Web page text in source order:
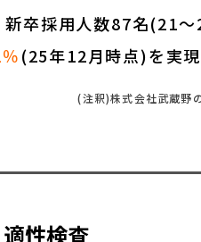
新卒採用人数87名(21～
(25年12月時点)を実
(注釈)株式会社武蔵野
性検査